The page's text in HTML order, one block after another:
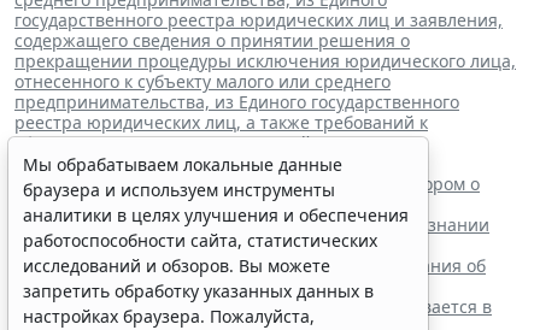
государственного реестра юридических лиц и заявления,
содержащего сведения о принятии решения о
прекращении процедуры исключения юридического лица,
отнесенного к субъекту малого или среднего
предпринимательства, из Единого государственного
реестра юридических лиц, а также требований к
оформлению указанных заявлений"
Читайте также:
ВС РФ поддержал заявителя в споре с регистратором о
внесении записи в ЕГРЮЛ
Суд обязал заключить трудовой договор при признании
отказа в приеме незаконным
Резидентам РФ указали на нюансы информирования об
открытии счетов за границей
Обеспечительный платеж в рамках СПОТ учитывается в
Мы обрабатываем локальные данные
браузера и используем инструменты
аналитики в целях улучшения и обеспечения
работоспособности сайта, статистических
исследований и обзоров. Вы можете
запретить обработку указанных данных в
настройках браузера. Пожалуйста,